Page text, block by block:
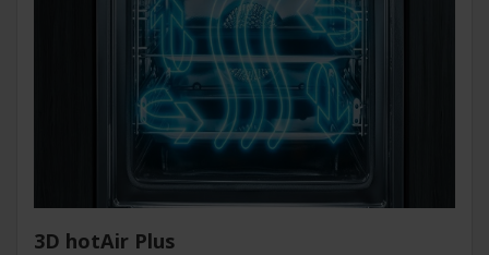
3D hotAir Plus